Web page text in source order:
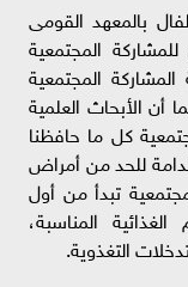
بالمعهد القومى
المجتمعية
المجتمعية
أن الأبحاث العلمية
كل ما حافظنا
للحد من أمراض
تبدأ من أول
المناسبة،
التغذوية.